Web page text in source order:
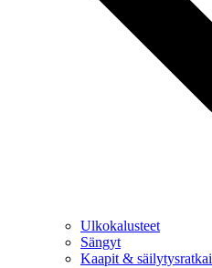
Ulkokalusteet
Sängyt
Kaapit &